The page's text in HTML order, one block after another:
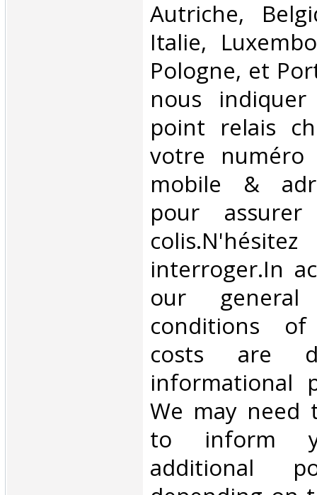
Autriche,
Italie,
Pologne, et
nous
point relais
votre numéro
mobile &
pour
interroger.In
our
conditions of
costs are
informational
We may need
to inform
additional